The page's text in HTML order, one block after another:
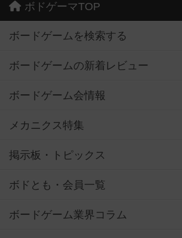
ボドゲーマTOP
ボードゲームを検索する
ボードゲームの新着レビュー
ボードゲーム会情報
メカニクス特集
掲示板・トピックス
ボドとも・会員一覧
ボードゲーム業界コラム